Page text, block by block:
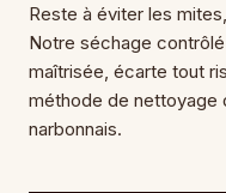
Reste à éviter les
Notre séchage
maîtrisée, écarte tout
méthode de nettoyage
narbonnais.